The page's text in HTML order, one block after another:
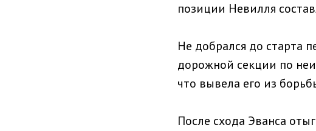
позиции Невилля
Не добрался до старта
дорожной секции по
что вывела его из
После схода Эванса